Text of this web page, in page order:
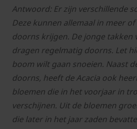
Antwoord: Er zijn verschillende
Deze kunnen allemaal in meer
doorns krijgen. De jonge takken
dragen regelmatig doorns. Let
boom wilt gaan snoeien. Naast
doorns, heeft de Acacia ook
bloemen die in het voorjaar in
verschijnen. Uit de bloemen
die later in het jaar zaden